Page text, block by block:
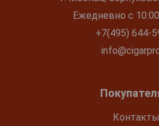
Ежедневно с
+7(495) 644-
Контакты